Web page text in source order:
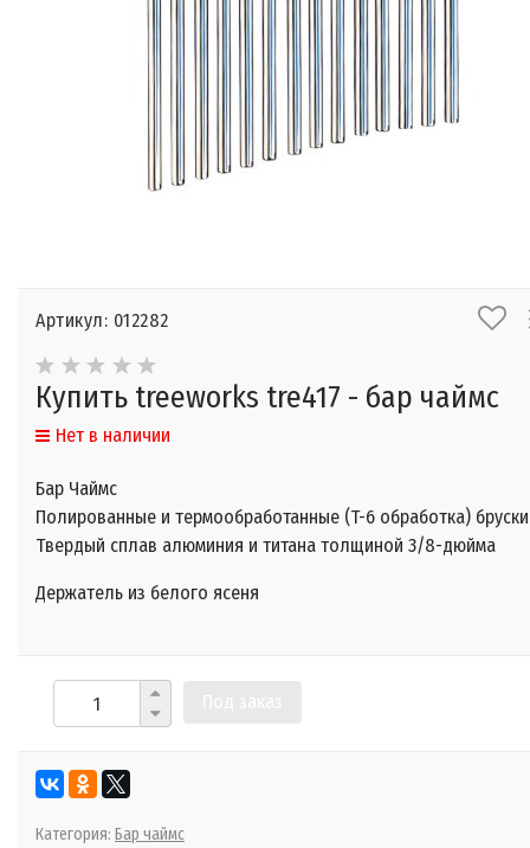
Артикул: 012282
Купить treeworks tre417 - бар чаймс
Нет в наличии
Бар Чаймс
Полированные и термообработанные (T-6 обработка) бруски
Твердый сплав алюминия и титана толщиной 3/8-дюйма
Держатель из белого ясеня
Категория: Бар чаймс